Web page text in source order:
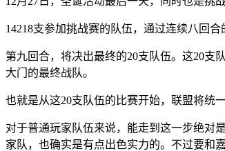
14218支参加挑战赛的队伍，通过连续八回
第九回合，将决出最终的20支队伍。这20支
大门的最终战队。
也就是从这20支队伍的比赛开始，联盟将统
对于普通玩家队伍来说，能走到这一步绝对
家队，也确实是有点出色实力的。不过要和